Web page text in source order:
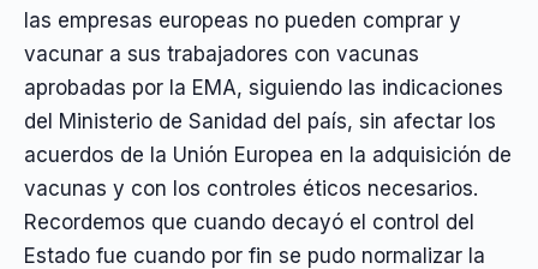
las empresas europeas no pueden comprar y
vacunar a sus trabajadores con vacunas
aprobadas por la EMA, siguiendo las indicaciones
del Ministerio de Sanidad del país, sin afectar los
acuerdos de la Unión Europea en la adquisición de
vacunas y con los controles éticos necesarios.
Recordemos que cuando decayó el control del
Estado fue cuando por fin se pudo normalizar la